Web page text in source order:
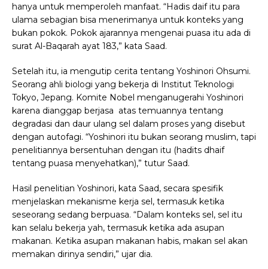
hanya untuk memperoleh manfaat. “Hadis daif itu para
ulama sebagian bisa menerimanya untuk konteks yang
bukan pokok. Pokok ajarannya mengenai puasa itu ada di
surat Al-Baqarah ayat 183,” kata Saad.
Setelah itu, ia mengutip cerita tentang Yoshinori Ohsumi.
Seorang ahli biologi yang bekerja di Institut Teknologi
Tokyo, Jepang. Komite Nobel menganugerahi Yoshinori
karena dianggap berjasa atas temuannya tentang
degradasi dan daur ulang sel dalam proses yang disebut
dengan autofagi. “Yoshinori itu bukan seorang muslim, tapi
penelitiannya bersentuhan dengan itu (hadits dhaif
tentang puasa menyehatkan),” tutur Saad.
Hasil penelitian Yoshinori, kata Saad, secara spesifik
menjelaskan mekanisme kerja sel, termasuk ketika
seseorang sedang berpuasa. “Dalam konteks sel, sel itu
kan selalu bekerja yah, termasuk ketika ada asupan
makanan. Ketika asupan makanan habis, makan sel akan
memakan dirinya sendiri,” ujar dia.